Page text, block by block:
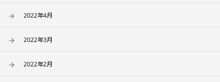
2022年4月
2022年3月
2022年2月